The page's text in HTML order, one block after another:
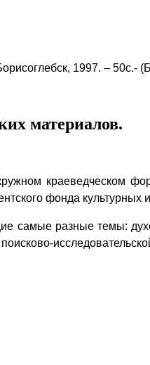
1997. – 50с.-
материалов.
краеведческом
фонда культурных
самые разные темы: